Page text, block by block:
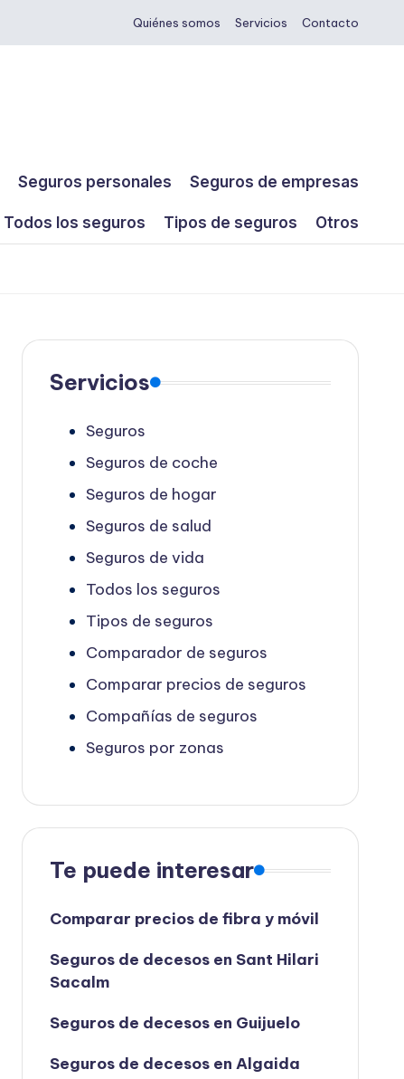
Quiénes somos Servicios Contacto
Seguros personales Seguros de empresas
Todos los seguros Tipos de seguros Otros
Servicios
Seguros
Seguros de coche
Seguros de hogar
Seguros de salud
Seguros de vida
Todos los seguros
Tipos de seguros
Comparador de seguros
Comparar precios de seguros
Compañías de seguros
Seguros por zonas
Te puede interesar
Comparar precios de fibra y móvil
Seguros de decesos en Sant Hilari
Sacalm
Seguros de decesos en Guijuelo
Seguros de decesos en Algaida